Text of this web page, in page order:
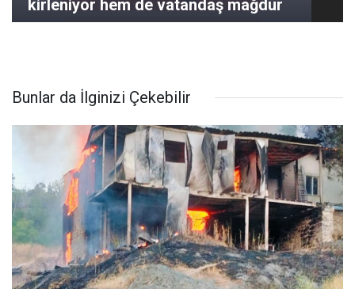
kirleniyor hem de vatandaş mağdur
Bunlar da İlginizi Çekebilir